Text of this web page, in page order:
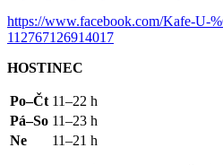
https://www.facebook.com/Kafe-U-
112767126914017
HOSTINEC
Po–Čt 11–22 h
Pá–So 11–23 h
Ne
11–21 h